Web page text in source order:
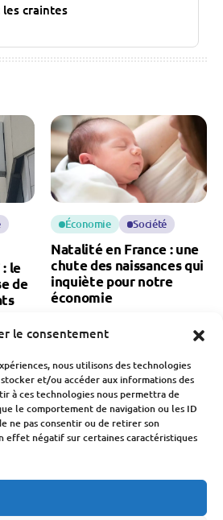
le consentement
nous utilisons des technologies
et/ou accéder aux informations des
à ces technologies nous permettra de
le comportement de navigation ou les ID
ne pas consentir ou de retirer son
effet négatif sur certaines caractéristiques
craintes
le
de
Économie Société
Natalité en France : une
chute des naissances qui
inquiète pour notre
économie
7 Août 2026
à
secteur traverse sa pire